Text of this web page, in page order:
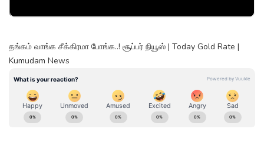
தங்கம் வாங்க சீக்கிரமா போங்க..! சூப்பர் நியூஸ் | Today Gold Rate |
Kumudam News